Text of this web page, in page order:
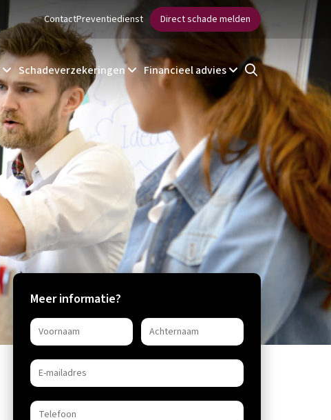
ContactPreventiedienst Direct schade melden
Schadeverzekeringen Financieel advies
Meer informatie?